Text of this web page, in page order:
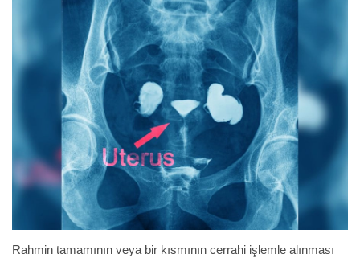
Rahmin tamamının veya bir kısmının cerrahi işlemle alınması